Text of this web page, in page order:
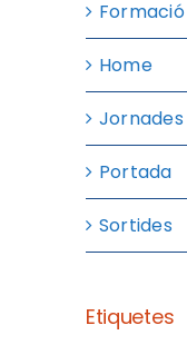
Formació
Home
Jornades
Portada
Sortides
Etiquetes